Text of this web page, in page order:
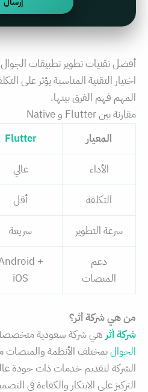
أفضل تقنيات تطوير تطبيقات الجوال
اختيار التقنية المناسبة يؤثر على
المهم فهم الفرق بينها.
مقارنة بين Flutter و Native
المعيار
Flutter
الأداء عالي
التكلفة أقل
سرعة التطوير سريعة
دعم
المنصات
+
iOS
من هي شركة أثر؟
شركة أثر هي شركة سعودية
الجوال
الشركة لتقديم خدمات ذات جودة
التركيز على الابتكار والكفاءة في